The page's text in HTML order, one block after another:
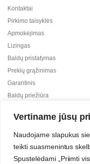
Vertiname jūsų
Naudojame slapukus
teikti suasmenintus
Spustelėdami „Priimti
Kontaktai
Pirkimo taisyklės
Apmokėjimas
Lizingas
Baldų pristatymas
Prekių grąžinimas
Garantinis
Baldų priežiūra